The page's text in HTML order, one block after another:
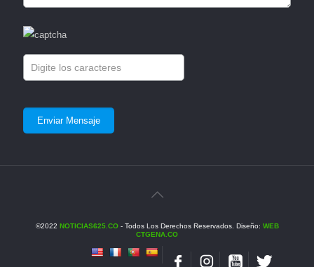
©2022 NOTICIAS625.CO- Todos Los Derechos Reservados. Diseño: WEB
CTGENA.CO